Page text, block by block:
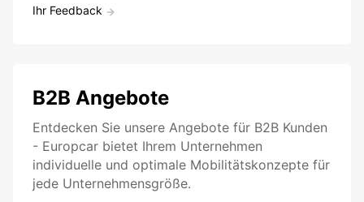
Ihr Feedback
B2B Angebote
Entdecken Sie unsere Angebote für B2B Kunden
- Europcar bietet Ihrem Unternehmen
individuelle und optimale Mobilitätskonzepte für
jede Unternehmensgröße.